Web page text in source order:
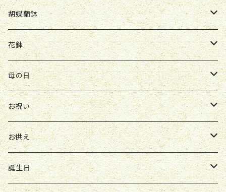
お見舞い
送別会
お供え
仏壇花
定期便
Y&O
W&G
W&G
R&P
Y&O
誕生日
お見舞い
送別会
開店祝い
お供え
R&P
Y&O
W&G
ソープフラワー
お祝い
誕生日
お見舞い
送別会
開店祝い
お誕生日
お祝い
発表会
胡蝶蘭鉢
開店祝い
お祝い
花鉢
クレマチス
紫
母の日
花束
アレンジ
ボックスアレンジ
お祝い
花束
アレンジ
お供え
花束
誕生日